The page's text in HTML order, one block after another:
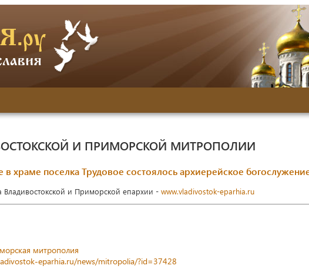
И ПРИМОРСКОЙ МИТРОПОЛИИ
храме поселка Трудовое состоялось архиерейское
Владивостокской и Приморской епархии - www.vladivostok-eparhia.ru
митрополия
eparhia.ru/news/mitropolia/?id=37428